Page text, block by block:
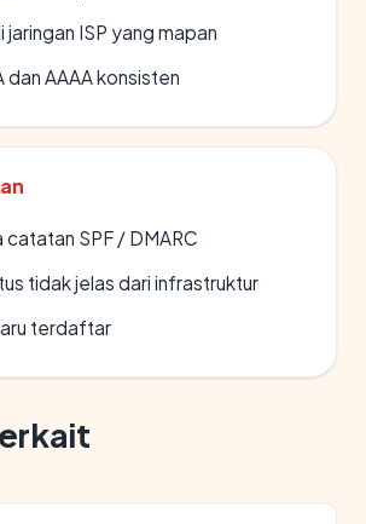
jaringan ISP yang mapan
dan AAAA konsisten
catatan SPF / DMARC
tidak jelas dari infrastruktur
terdaftar